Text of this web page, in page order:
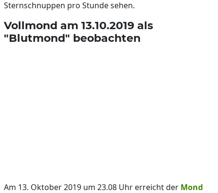
Sternschnuppen pro Stunde sehen.
Vollmond am 13.10.2019 als
"Blutmond" beobachten
Am 13. Oktober 2019 um 23.08 Uhr erreicht der Mond